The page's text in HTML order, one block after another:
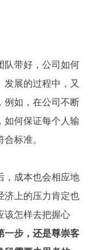
队带好，公司如何
发展的过程中，又
例如，在公司不断
如何保证每个人输
标准。
，成本也会相应地
济上的压力肯定也
该怎样去把握心
一步，还是尊崇客